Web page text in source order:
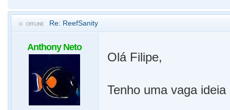
Re: ReefSanity
Anthony Neto
Olá Filipe,
Tenho uma vaga